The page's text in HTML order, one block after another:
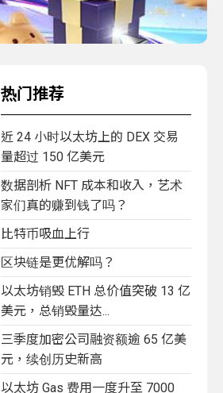
热门推荐
近 24 小时以太坊上的 DEX 交易
量超过 150 亿美元
数据剖析 NFT 成本和收入，艺术
家们真的赚到钱了吗？
比特币吸血上行
区块链是更优解吗？
以太坊销毁 ETH 总价值突破 13 亿
美元，总销毁量达...
三季度加密公司融资额逾 65 亿美
元，续创历史新高
以太坊 Gas 费用一度升至 7000